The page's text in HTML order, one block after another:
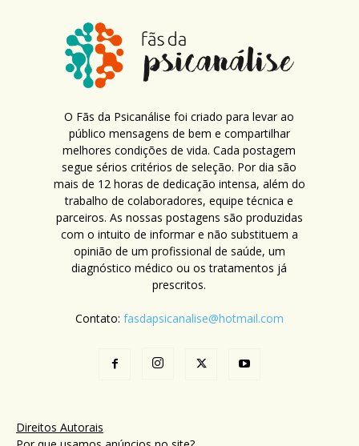
O Fãs da Psicanálise foi criado para levar ao
público mensagens de bem e compartilhar
melhores condições de vida. Cada postagem
segue sérios critérios de seleção. Por dia são
mais de 12 horas de dedicação intensa, além do
trabalho de colaboradores, equipe técnica e
parceiros. As nossas postagens são produzidas
com o intuito de informar e não substituem a
opinião de um profissional de saúde, um
diagnóstico médico ou os tratamentos já
prescritos.
Contato: fasdapsicanalise@hotmail.com
Direitos Autorais